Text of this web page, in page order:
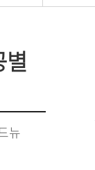
별
뉴